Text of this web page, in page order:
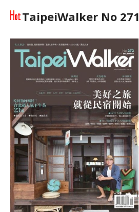
TaipeiWalker No 271